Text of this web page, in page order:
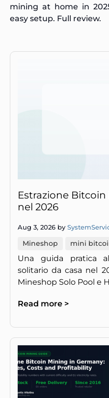
mining at home in
easy setup. Full review.
Estrazione Bitcoin
nel 2026
Aug 3, 2026 by
Mineshop mini
Una guida pratica
solitario da casa nel
Mineshop Solo Pool e
Read more >